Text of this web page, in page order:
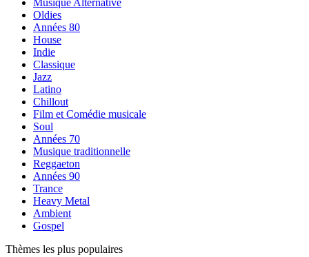
Musique Alternative
Oldies
Années 80
House
Indie
Classique
Jazz
Latino
Chillout
Film et Comédie musicale
Soul
Années 70
Musique traditionnelle
Reggaeton
Années 90
Trance
Heavy Metal
Ambient
Gospel
Thèmes les plus populaires